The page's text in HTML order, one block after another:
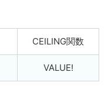
CEILING関数
VALUE!